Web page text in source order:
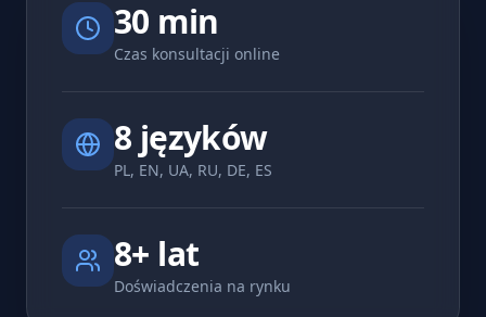
30 min
Czas konsultacji online
8 języków
PL, EN, UA, RU, DE, ES
8+ lat
Doświadczenia na rynku